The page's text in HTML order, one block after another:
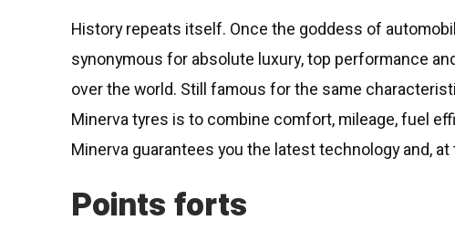
History repeats itself. Once the goddess of
synonymous for absolute luxury, top performance
over the world. Still famous for the same
Minerva tyres is to combine comfort, mileage, fuel
Minerva guarantees you the latest technology and,
Points forts